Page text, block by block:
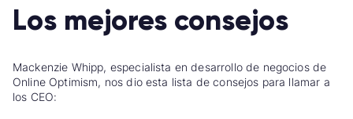
Los mejores consejos
Mackenzie Whipp, especialista en desarrollo de negocios de
Online Optimism, nos dio esta lista de consejos para llamar a
los CEO: